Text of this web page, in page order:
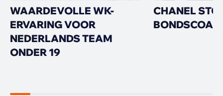
WAARDEVOLLE WK-
ERVARING VOOR
NEDERLANDS TEAM
ONDER 19
CHANEL